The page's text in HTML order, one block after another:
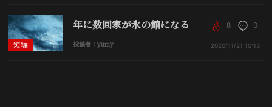
短編
年に数回家が氷の館になる
投稿者：yumy
8 0
2020/11/21 10:13